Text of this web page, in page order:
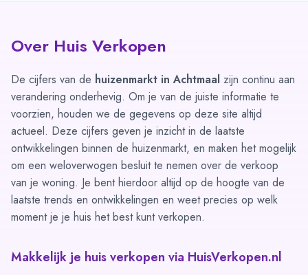
Over Huis Verkopen
De cijfers van de huizenmarkt in Achtmaal zijn continu aan
verandering onderhevig. Om je van de juiste informatie te
voorzien, houden we de gegevens op deze site altijd
actueel. Deze cijfers geven je inzicht in de laatste
ontwikkelingen binnen de huizenmarkt, en maken het mogelijk
om een weloverwogen besluit te nemen over de verkoop
van je woning. Je bent hierdoor altijd op de hoogte van de
laatste trends en ontwikkelingen en weet precies op welk
moment je je huis het best kunt verkopen.
Makkelijk je huis verkopen via HuisVerkopen.nl